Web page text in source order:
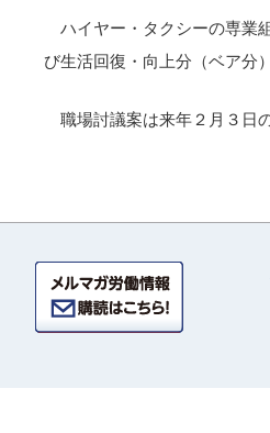
ハイヤー・タクシーの専業
び生活回復・向上分（ベア分
職場討議案は来年２月３日